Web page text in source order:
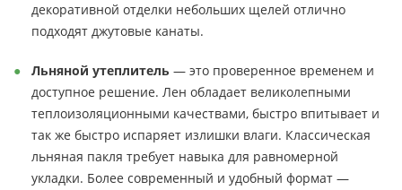
декоративной отделки небольших щелей отлично
подходят джутовые канаты.
Льняной утеплитель — это проверенное временем и
доступное решение. Лен обладает великолепными
теплоизоляционными качествами, быстро впитывает и
так же быстро испаряет излишки влаги. Классическая
льняная пакля требует навыка для равномерной
укладки. Более современный и удобный формат —